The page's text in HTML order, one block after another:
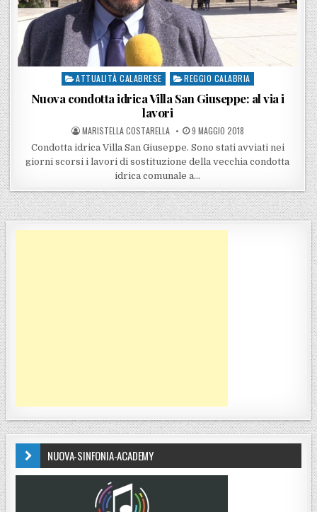
Posted in
ATTUALITÀ CALABRESE REGGIO CALABRIA
Nuova condotta idrica Villa San Giuseppe: al via i
lavori
POSTED BY
MARISTELLA COSTARELLA POSTED ON
9 MAGGIO 2018
Condotta idrica Villa San Giuseppe. Sono stati avviati nei
giorni scorsi i lavori di sostituzione della vecchia condotta
idrica comunale a…
NUOVA-SINFONIA-ACADEMY